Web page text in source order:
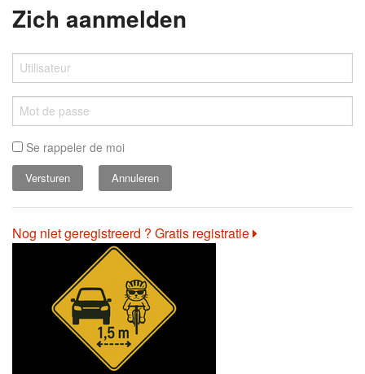
Zich aanmelden
Se rappeler de moi
Annuleren
Nog niet geregistreerd ? Gratis registratie